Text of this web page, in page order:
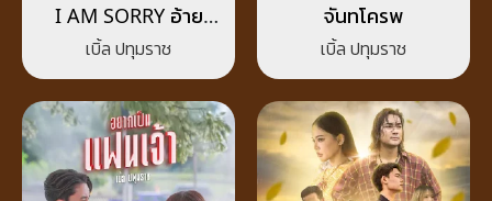
I AM SORRY อ้าย
ขอโทษ
เบิ้ล ปทุมราช
จันทโครพ
เบิ้ล ปทุมราช